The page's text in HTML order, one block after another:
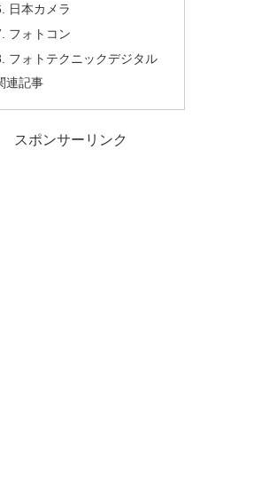
日本カメラ
フォトコン
フォトテクニックデジタル
連記事
スポンサーリンク